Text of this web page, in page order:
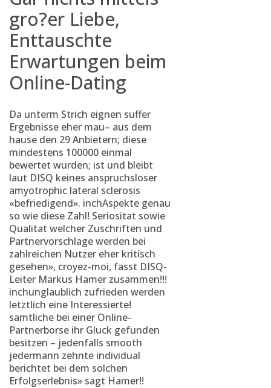
gro?er Liebe,
Enttauschte
Erwartungen beim
Online-Dating
Da unterm Strich eignen suffer
Ergebnisse eher mau– aus dem
hause den 29 Anbietern; diese
mindestens 100000 einmal
bewertet wurden; ist und bleibt
laut DISQ keines anspruchsloser
amyotrophic lateral sclerosis
«befriedigend». inchAspekte genau
so wie diese Zahl! Seriositat sowie
Qualitat welcher Zuschriften und
Partnervorschlage werden bei
zahlreichen Nutzer eher kritisch
gesehen», croyez-moi, fasst DISQ-
Leiter Markus Hamer zusammen!!!
inchunglaublich zufrieden werden
letztlich eine Interessierte!
samtliche bei einer Online-
Partnerborse ihr Gluck gefunden
besitzen – jedenfalls smooth
jedermann zehnte individual
berichtet bei dem solchen
Erfolgserlebnis» sagt Hamer!!